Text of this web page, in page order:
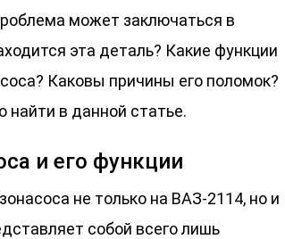
может заключаться в
эта деталь? Какие функции
Каковы причины его поломок?
в данной статье.
и его функции
не только на ВАЗ-2114, но и
собой всего лишь